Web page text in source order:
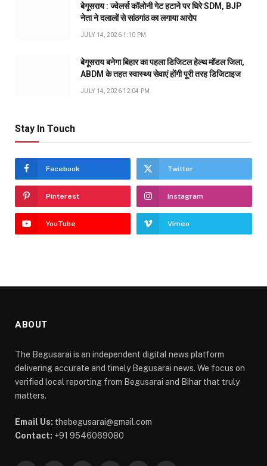
बेगूसराय : ज्वेलर्स कॉलोनी गेट हटाने पर घिरे SDM, BJP
नेता ने दलालों से सांठगांठ का लगाया आरोप
JULY 14, 2026 1:10 PM
बेगूसराय बनेगा बिहार का पहला डिजिटल हेल्थ मॉडल जिला,
ABDM के तहत स्वास्थ्य सेवाएं होंगी पूरी तरह डिजिटाइज
JULY 14, 2026 12:04 PM
Stay In Touch
Facebook Twitter
Pinterest Instagram
YouTube Vimeo
ABOUT
The Begusarai is an independent digital news platform
delivering accurate and timely Begusarai news. We focus on
verified local reporting from Begusarai and Bihar that truly
matters.
Email Us: thebegusarai@gmail.com
Contact: +91 9546069080